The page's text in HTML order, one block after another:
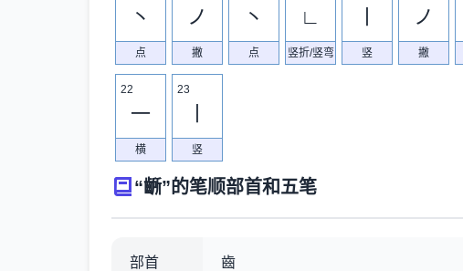
丶
点
ノ
撇
丶
点
∟
竖折/竖弯 竖
ノ
撇
22
一
横
23
竖
“齭”的笔顺部首和五笔
部首 齒